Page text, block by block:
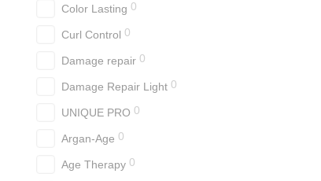
Color Lasting 0
Curl Control 0
Damage repair 0
Damage Repair Light 0
UNIQUE PRO 0
Argan-Age 0
Age Therapy 0